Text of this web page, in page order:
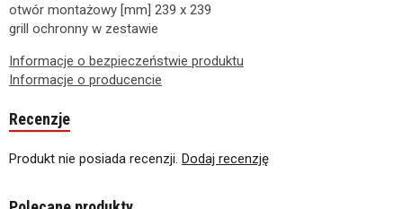
otwór montażowy [mm] 239 x 239
grill ochronny w zestawie
Informacje o bezpieczeństwie produktu
Informacje o producencie
Recenzje
Produkt nie posiada recenzji. Dodaj recenzję